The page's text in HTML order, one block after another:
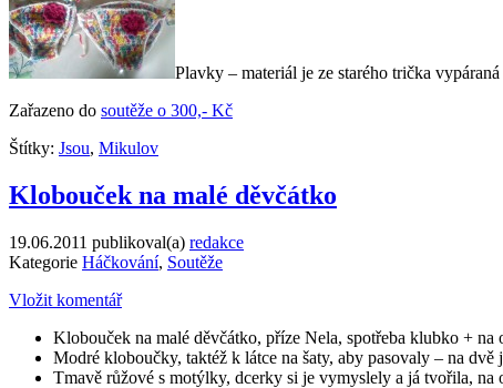
Plavky – materiál je ze starého trička
Zařazeno do soutěže o 300,- Kč
Štítky: Jsou, Mikulov
Klobouček na malé děvčátko
19.06.2011 publikoval(a) redakce
Kategorie Háčkování, Soutěže
Vložit komentář
Klobouček na malé děvčátko, příze Nela, spotřeba klubko + na
Modré kloboučky, taktéž k látce na šaty, aby pasovaly – na
Tmavě růžové s motýlky, dcerky si je vymyslely a já tvořila,